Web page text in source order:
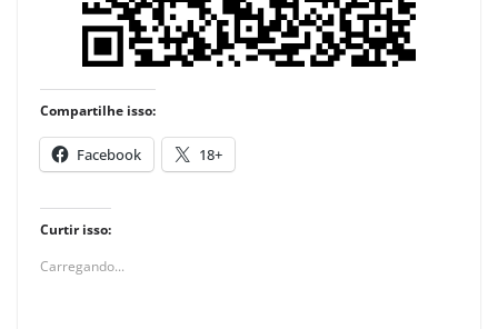
Compartilhe isso:
Facebook 18+
Curtir isso:
Carregando...